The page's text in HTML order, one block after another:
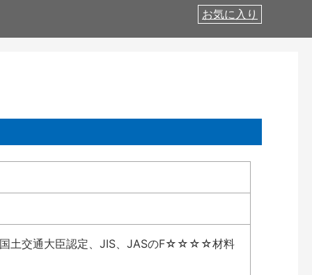
お気に入り
国土交通大臣認定、JIS、JASのF☆☆☆☆材料